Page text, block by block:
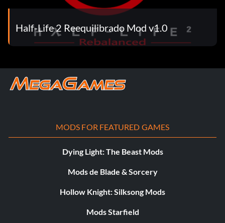
Half-Life 2 Reequilibrado Mod v1.0
MODS FOR FEATURED GAMES
Dying Light: The Beast Mods
Mods de Blade & Sorcery
Hollow Knight: Silksong Mods
Mods Starfield